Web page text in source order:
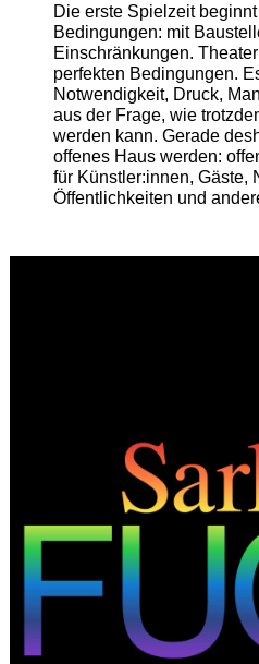
Die erste Spielzeit
Bedingungen: mit
Einschränkungen.
perfekten Bedingungen.
Notwendigkeit, Druck,
aus der Frage, wie
werden kann. Gerade
offenes Haus werden:
für Künstler:innen, Gäste,
Öffentlichkeiten und